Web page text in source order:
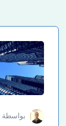
بواسطة